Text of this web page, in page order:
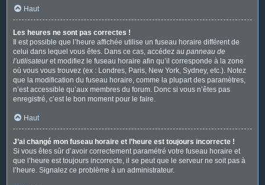
Haut
Les heures ne sont pas correctes !
Il est possible que l’heure affichée utilise un fuseau horaire différent de
celui dans lequel vous êtes. Dans ce cas, accédez au panneau de
l’utilisateuret modifiez le fuseau horaire afin qu’il corresponde à la zone
où vous vous trouvez (ex : Londres, Paris, New York, Sydney, etc.). Notez
que la modification du fuseau horaire, comme la plupart des paramètres,
n’est accessible qu’aux membres du forum. Donc si vous n’êtes pas
enregistré, c’est le bon moment pour le faire.
Haut
J’ai changé mon fuseau horaire et l’heure est toujours incorrecte !
Si vous êtes sûr d’avoir correctement paramétré votre fuseau horaire et
que l’heure est toujours incorrecte, il se peut que le serveur ne soit pas à
l’heure. Signalez ce problème à un administrateur.